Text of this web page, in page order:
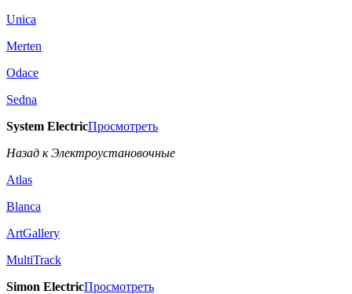
Unica
Merten
Odace
Sedna
System ElectricПросмотреть
Назад к Электроустановочные
Atlas
Blanca
ArtGallery
MultiTrack
Simon ElectricПросмотреть